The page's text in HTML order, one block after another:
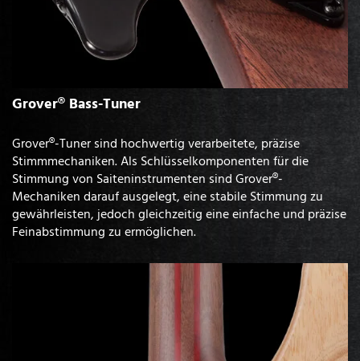
Grover® Bass-Tuner
Grover®-Tuner sind hochwertig verarbeitete, präzise
Stimmmechaniken. Als Schlüsselkomponenten für die
Stimmung von Saiteninstrumenten sind Grover®-
Mechaniken darauf ausgelegt, eine stabile Stimmung zu
gewährleisten, jedoch gleichzeitig eine einfache und präzise
Feinabstimmung zu ermöglichen.